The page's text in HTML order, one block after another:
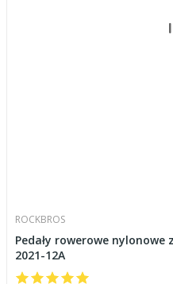
ROCKBROS
Pedały rowerowe
2021-12A